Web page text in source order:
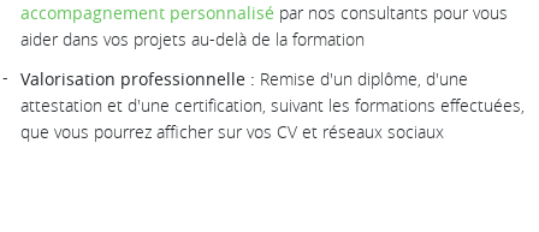
accompagnement personnalisé par nos consultants pour vous
aider dans vos projets au-delà de la formation
Valorisation professionnelle : Remise d'un diplôme, d'une
attestation et d'une certification, suivant les formations effectuées,
que vous pourrez afficher sur vos CV et réseaux sociaux